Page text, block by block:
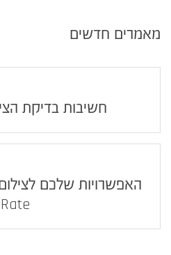
מאמרים חדשים
חשיבות בדיקת
Rate